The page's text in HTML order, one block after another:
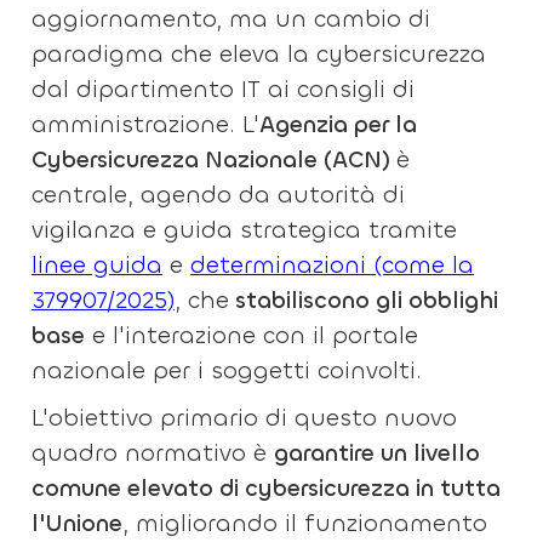
aggiornamento, ma un cambio di
paradigma che eleva la cybersicurezza
dal dipartimento IT ai consigli di
amministrazione. L'Agenzia per la
Cybersicurezza Nazionale (ACN)è
centrale, agendo da autorità di
vigilanza e guida strategica tramite
linee guida edeterminazioni (come la
379907/2025), che stabiliscono gli obblighi
base e l'interazione con il portale
nazionale per i soggetti coinvolti.
L'obiettivo primario di questo nuovo
quadro normativo è garantire un livello
comune elevato di cybersicurezza in tutta
l'Unione, migliorando il funzionamento